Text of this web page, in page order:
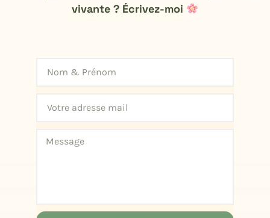
vivante ? Écrivez-moi